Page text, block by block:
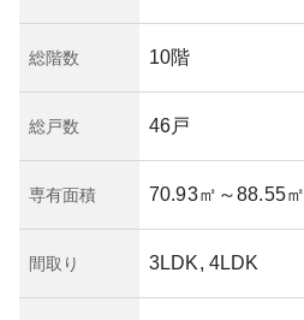
総階数 10階
総戸数 46戸
専有面積 70.93㎡ ～88.55㎡
間取り 3LDK, 4LDK